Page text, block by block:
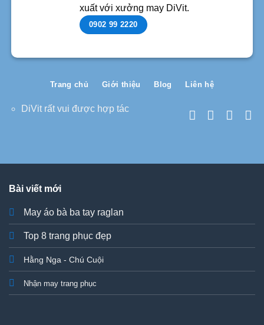
xuất với xưởng may DiVit.
0902 99 2220
DiVit rất vui được hợp tác
Trang chủ Giới thiệu Blog Liên hệ
Bài viết mới
May áo bà ba tay raglan
Top 8 trang phục đẹp
Hằng Nga - Chú Cuội
Nhận may trang phục